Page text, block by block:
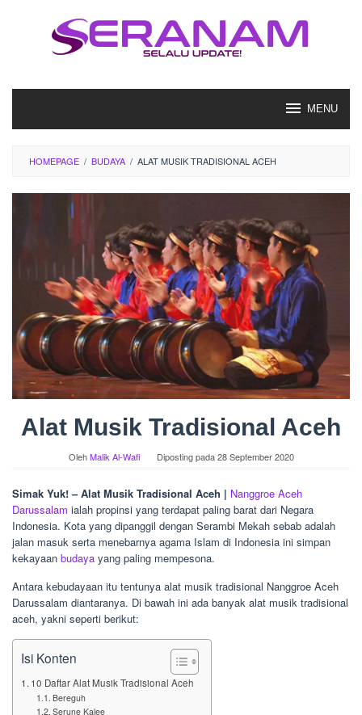
MENU
HOMEPAGE / BUDAYA / ALAT MUSIK TRADISIONAL ACEH
Alat Musik Tradisional Aceh
OlehMalik Al-Wafi Diposting pada28 September 2020
Simak Yuk! – Alat Musik Tradisional Aceh | Nanggroe Aceh
Darussalam ialah propinsi yang terdapat paling barat dari Negara
Indonesia. Kota yang dipanggil dengan Serambi Mekah sebab adalah
jalan masuk serta menebarnya agama Islam di Indonesia ini simpan
kekayaan budaya yang paling mempesona.
Antara kebudayaan itu tentunya alat musik tradisional Nanggroe Aceh
Darussalam diantaranya. Di bawah ini ada banyak alat musik tradisional
aceh, yakni seperti berikut:
Isi Konten
10 Daftar Alat Musik Tradisional Aceh
Bereguh
Serune Kalee